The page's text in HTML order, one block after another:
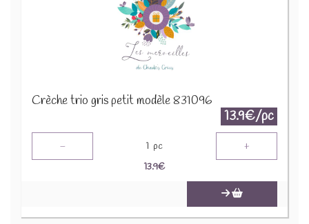
Crèche trio gris petit modèle 831096
13.9€/pc
- 1 pc +
13.9€